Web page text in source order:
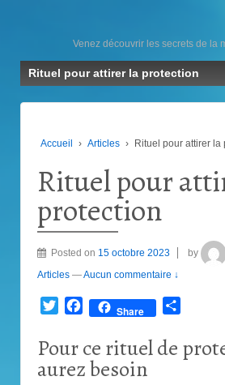
Venez découvrir les secrets de la
Rituel pour attirer la protection
Accueil › Articles › Rituel pour attirer la
Rituel pour
protection
Posted on 15 octobre 2023 by
Articles —Aucun commentaire ↓
TwitterFacebook
Share
Pour ce rituel de
aurez besoin